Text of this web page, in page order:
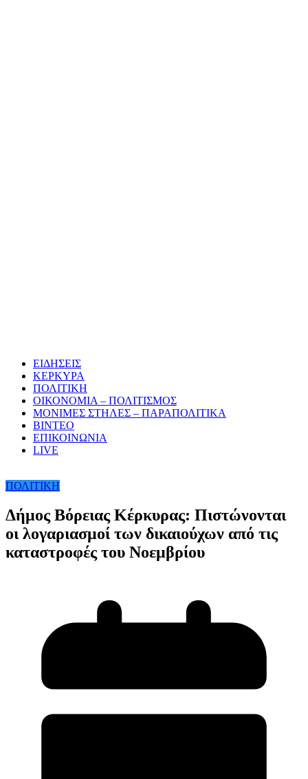
ΕΙΔΗΣΕΙΣ
ΚΕΡΚΥΡΑ
ΠΟΛΙΤΙΚΗ
ΟΙΚΟΝΟΜΙΑ – ΠΟΛΙΤΙΣΜΟΣ
ΜΟΝΙΜΕΣ ΣΤΗΛΕΣ – ΠΑΡΑΠΟΛΙΤΙΚΑ
ΒΙΝΤΕΟ
ΕΠΙΚΟΙΝΩΝΙΑ
LIVE
ΠΟΛΙΤΙΚΗ
Δήμος Βόρειας Κέρκυρας: Πιστώνονται
οι λογαριασμοί των δικαιούχων από τις
καταστροφές του Νοεμβρίου